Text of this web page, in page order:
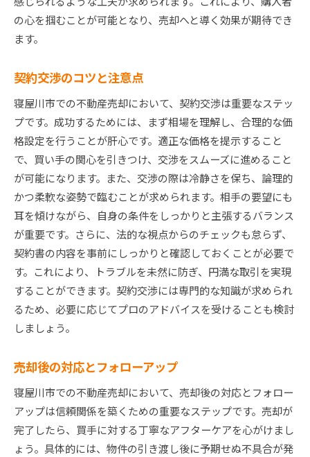
の心を掴むことが可能となり、売却へと導く効果が期待でき
ます。
契約交渉のコツと注意点
寝屋川市での不動産売却において、契約交渉は重要なステッ
プです。成功するためには、まず相場を理解し、合理的な価
格設定を行うことが肝心です。適正な価格を提示すること
で、買い手の関心を引きつけ、交渉をスムーズに進めること
が可能になります。また、交渉の際は冷静さを保ち、論理的
かつ柔軟な姿勢で臨むことが求められます。相手の要望にも
耳を傾けながら、自身の条件をしっかりと主張するバランス
が重要です。さらに、法的な視点からのチェックも怠らず、
契約書の内容を事前にしっかりと確認しておくことが必要で
す。これにより、トラブルを未然に防ぎ、円満な取引を実現
することができます。契約交渉には専門的な知識が求められ
るため、必要に応じてプロのアドバイスを受けることも検討
しましょう。
売却後の対応とフォローアップ
寝屋川市での不動産売却において、売却後の対応とフォロー
アップは信頼関係を築くための重要なステップです。売却が
完了したら、買手に対する丁寧なアフターケアを心がけまし
ょう。具体的には、物件の引き渡し後に予期せぬ不具合が発